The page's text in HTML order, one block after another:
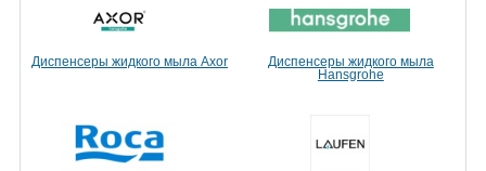
Диспенсеры жидкого мыла Axor
Диспенсеры жидкого мыла
Hansgrohe